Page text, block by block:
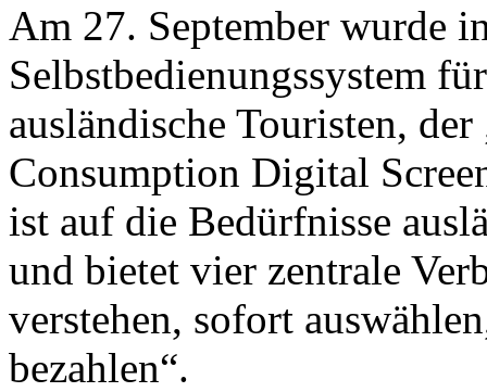
Am 27. September wurde
Selbstbedienungssystem
ausländische Touristen,
Consumption Digital
ist auf die Bedürfnisse
und bietet vier zentrale
verstehen, sofort
bezahlen“.